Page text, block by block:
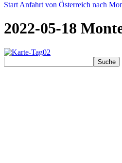
Start Anfahrt von Österreich nach
2022-05-18